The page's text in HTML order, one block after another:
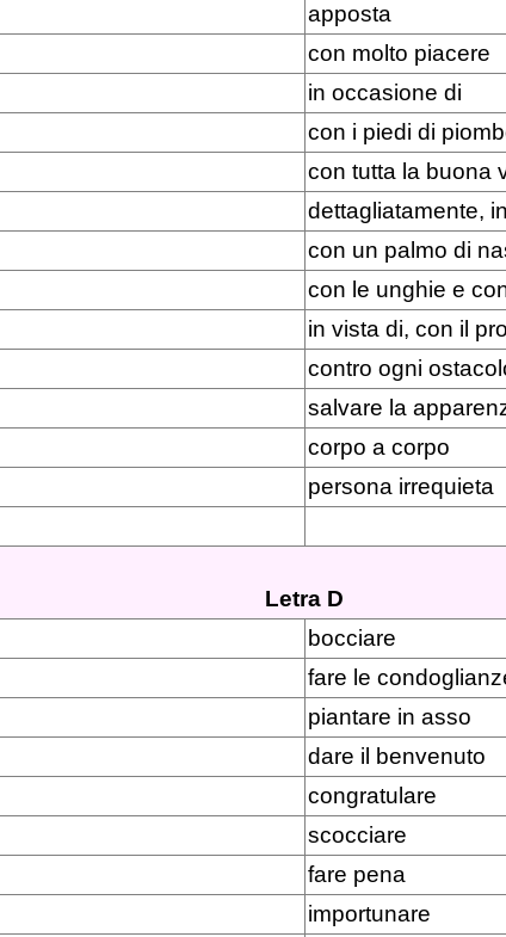
apposta
con molto piacere
in occasione di
con i piedi di
con tutta la buona
dettagliatamente,
con un palmo di
con le unghie e
in vista di, con il
contro ogni
salvare la
corpo a corpo
persona irrequieta
Letra D
bocciare
fare le
piantare in asso
dare il benvenuto
congratulare
scocciare
fare pena
importunare